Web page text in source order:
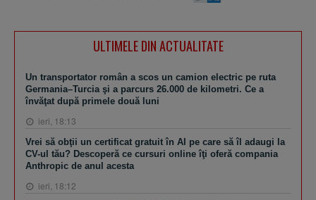
ULTIMELE DIN ACTUALITATE
Un transportator român a scos un camion electric pe ruta
Germania–Turcia şi a parcurs 26.000 de kilometri. Ce a
învăţat după primele două luni
ieri, 18:13
Vrei să obţii un certificat gratuit în AI pe care să îl adaugi la
CV-ul tău? Descoperă ce cursuri online îţi oferă compania
Anthropic de anul acesta
ieri, 18:12